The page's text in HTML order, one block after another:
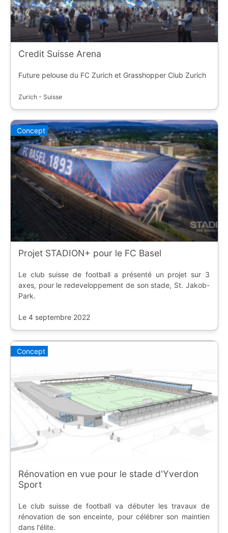
Credit Suisse Arena
Future pelouse du FC Zurich et Grasshopper Club Zurich
Zurich - Suisse
Concept
Projet STADION+ pour le FC Basel
Le club suisse de football a présenté un projet sur 3
axes, pour le redeveloppement de son stade, St. Jakob-
Park.
Le 4 septembre 2022
Concept
Rénovation en vue pour le stade d'Yverdon
Sport
Le club suisse de football va débuter les travaux de
rénovation de son enceinte, pour célébrer son maintien
dans l'élite.